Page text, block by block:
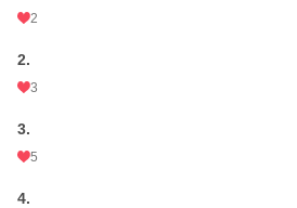
2
2.
3
3.
5
4.